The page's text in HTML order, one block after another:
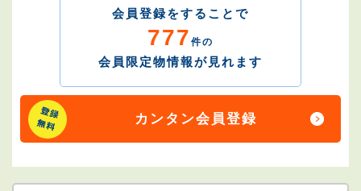
会員登録をすることで
777 件の
会員限定物情報が見れます
カンタン会員登録